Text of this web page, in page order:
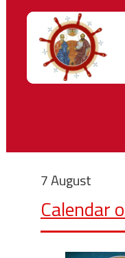
7 August
Calendar